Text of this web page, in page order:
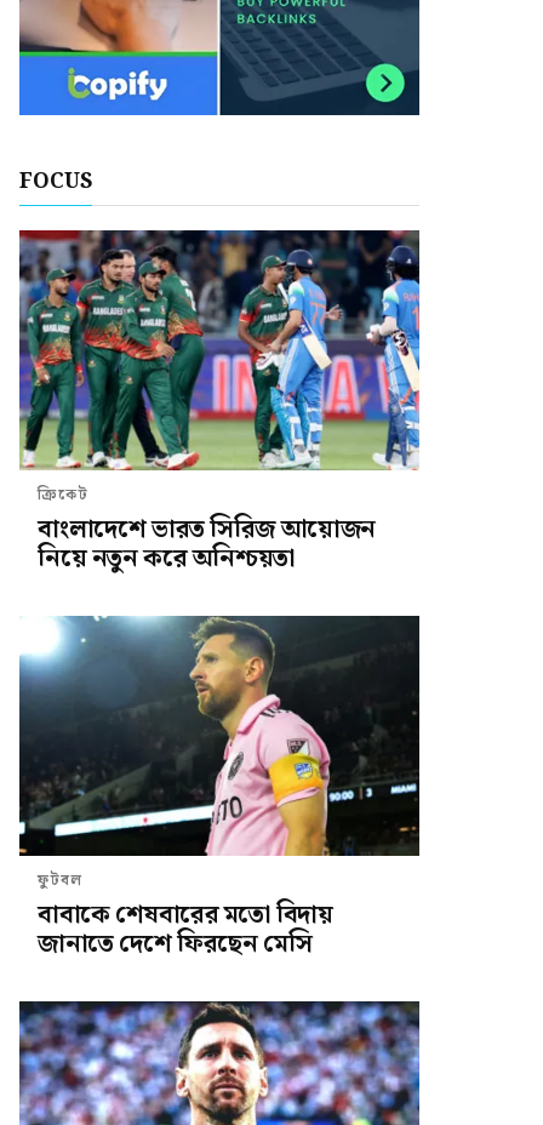
FOCUS
ক্রিকেট
বাংলাদেশে ভারত সিরিজ আয়োজন
নিয়ে নতুন করে অনিশ্চয়তা
ফুটবল
বাবাকে শেষবারের মতো বিদায়
জানাতে দেশে ফিরছেন মেসি